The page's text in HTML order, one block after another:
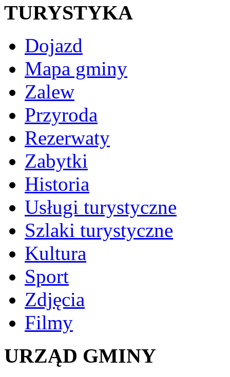
TURYSTYKA
Dojazd
Mapa gminy
Zalew
Przyroda
Rezerwaty
Zabytki
Historia
Usługi turystyczne
Szlaki turystyczne
Kultura
Sport
Zdjęcia
Filmy
URZĄD GMINY